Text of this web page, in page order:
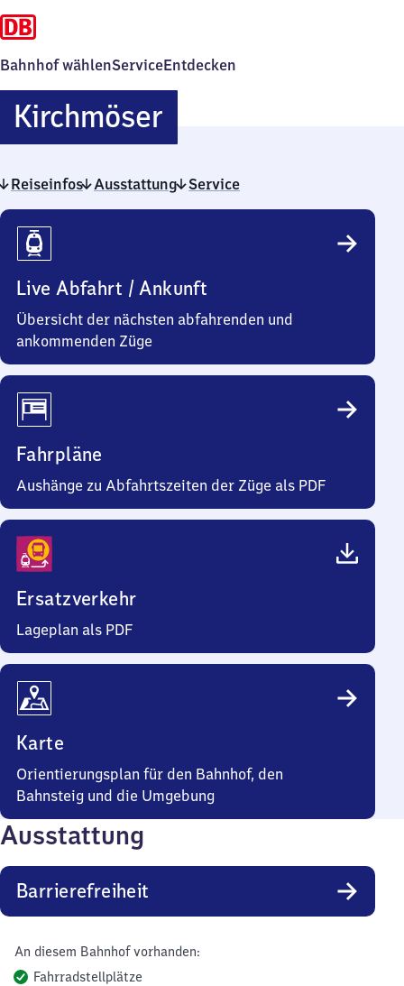
Bahnhof wählenServiceEntdecken
KirchmöserKirchmöser
Reiseinfos Ausstattung Service
Reiseinfos
Live Abfahrt / Ankunft
Übersicht der nächsten abfahrenden und
ankommenden Züge
Fahrpläne
Aushänge zu Abfahrtszeiten der Züge als PDF
Ersatzverkehr
Lageplan als PDF
Karte
Orientierungsplan für den Bahnhof, den
Bahnsteig und die Umgebung
Ausstattung
Barrierefreiheit
An diesem Bahnhof vorhanden:
Fahrradstellplätze